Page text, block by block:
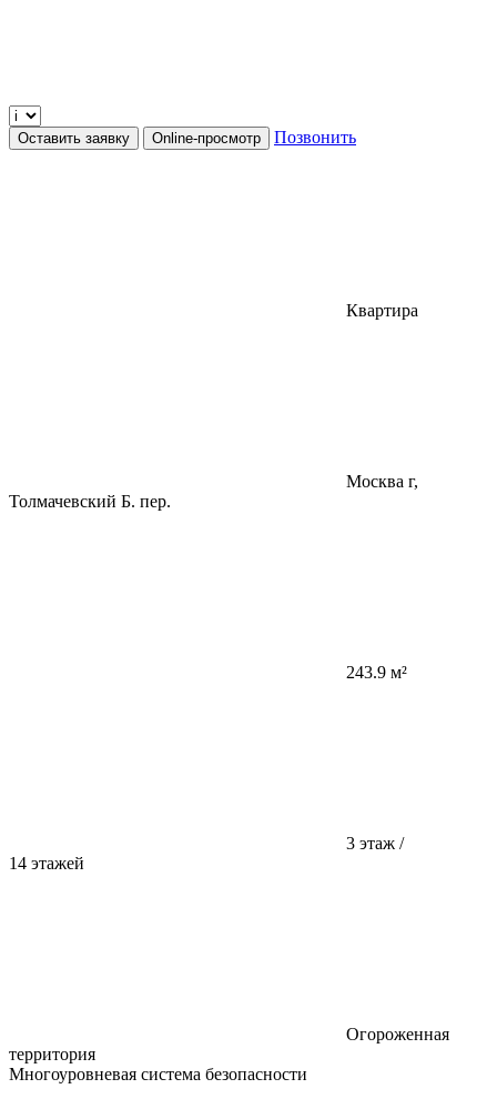
Оставить заявку Online-просмотр Позвонить
Квартира
Москва г,
Толмачевский Б. пер.
243.9 м²
3 этаж /
14 этажей
Огороженная
территория
Многоуровневая система безопасности